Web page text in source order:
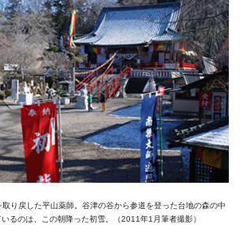
り戻した平山薬師。谷津の谷から参道を登った台地の森の中
るのは、この朝降った初雪。（2011年1月筆者撮影）